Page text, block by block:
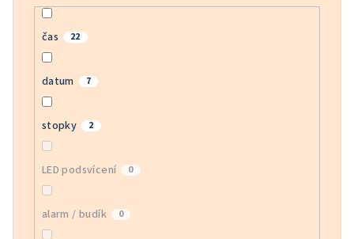
čas 22
datum 7
stopky 2
LED podsvícení 0
alarm / budík 0